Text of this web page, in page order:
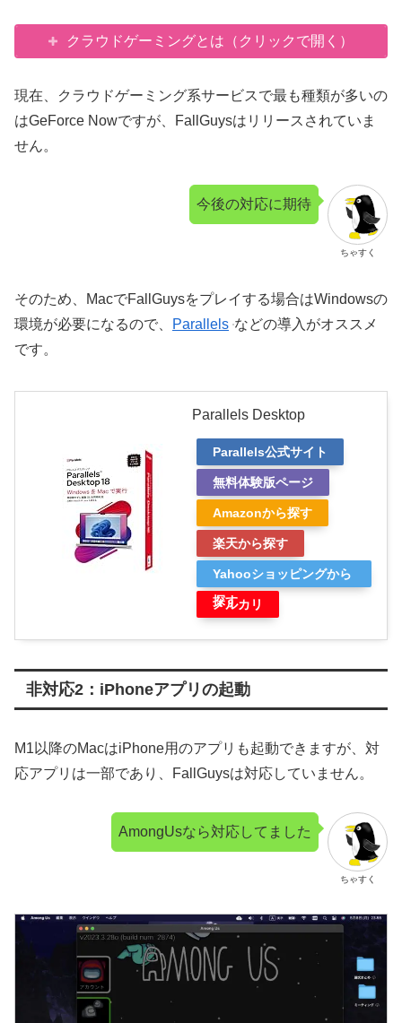
クラウドゲーミングとは（クリックで開く）
現在、クラウドゲーミング系サービスで最も種類が多いの
はGeForce Nowですが、FallGuysはリリースされていま
せん。
ちゃすく
今後の対応に期待
そのため、MacでFallGuysをプレイする場合はWindowsの
環境が必要になるので、
Parallels などの導入がオススメ
です。
Parallels Desktop
Parallels公式サイト
無料体験版ページ
Amazonから探す
楽天から探す
Yahooショッピングから
探す
メルカリ
非対応2：iPhoneアプリの起動
M1以降のMacはiPhone用のアプリも起動できますが、対
応アプリは一部であり、FallGuysは対応していません。
ちゃすく
AmongUsなら対応してました